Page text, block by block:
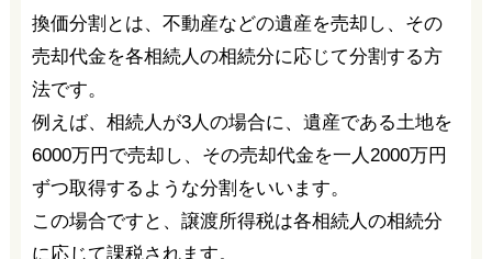
換価分割とは、不動産などの遺産を売却し、その
売却代金を各相続人の相続分に応じて分割する方
法です。
例えば、相続人が3人の場合に、遺産である土地を
6000万円で売却し、その売却代金を一人2000万円
ずつ取得するような分割をいいます。
この場合ですと、譲渡所得税は各相続人の相続分
に応じて課税されます。